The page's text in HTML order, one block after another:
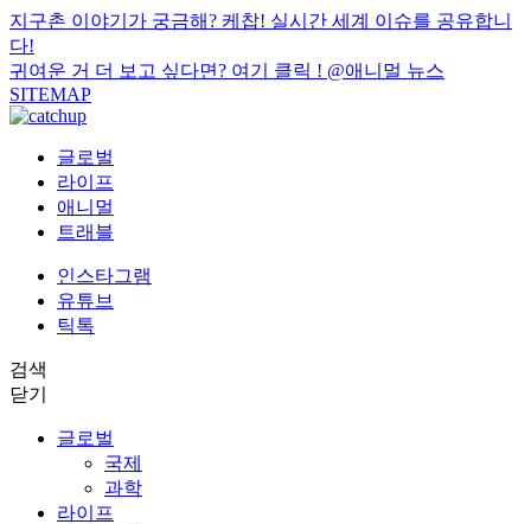
지구촌 이야기가 궁금해? 케찹! 실시간 세계 이슈를 공유합니
다!
귀여운 거 더 보고 싶다면? 여기 클릭 ! @애니멀 뉴스
SITEMAP
글로벌
라이프
애니멀
트래블
인스타그램
유튜브
틱톡
검색
닫기
글로벌
국제
과학
라이프